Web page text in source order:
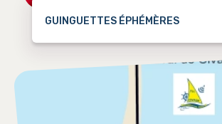
GUINGUETTES ÉPHÉMÈRES